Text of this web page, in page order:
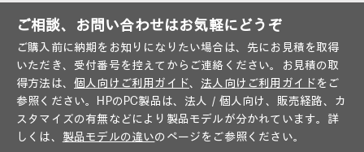
ご相談、お問い合わせはお気軽にどうぞ
ご購入前に納期をお知りになりたい場合は、先にお見積を取得
いただき、受付番号を控えてからご連絡ください。お見積の取
得方法は、 個人向けご利用ガイド、 法人向けご利用ガイドをご
参照ください。HPのPC製品は、法人／個人向け、販売経路、カ
スタマイズの有無などにより製品モデルが分かれています。詳
しくは、 製品モデルの違いのページをご参照ください。